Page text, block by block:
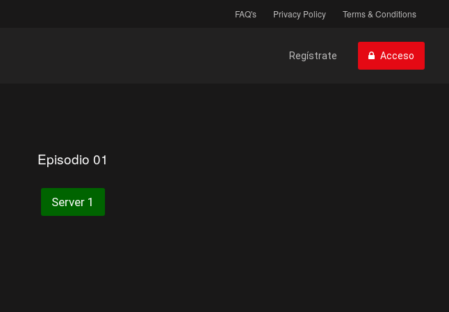
FAQ's Privacy Policy Terms & Conditions
Regístrate Acceso
Episodio 01
Server 1